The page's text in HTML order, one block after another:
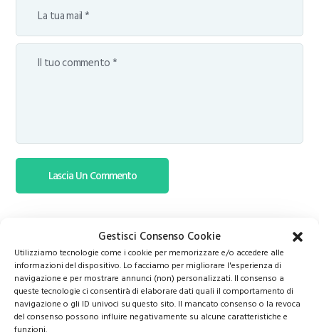
Gestisci Consenso Cookie
Utilizziamo tecnologie come i cookie per memorizzare e/o accedere alle
informazioni del dispositivo. Lo facciamo per migliorare l'esperienza di
navigazione e per mostrare annunci (non) personalizzati. Il consenso a
queste tecnologie ci consentirà di elaborare dati quali il comportamento di
navigazione o gli ID univoci su questo sito. Il mancato consenso o la revoca
del consenso possono influire negativamente su alcune caratteristiche e
funzioni.